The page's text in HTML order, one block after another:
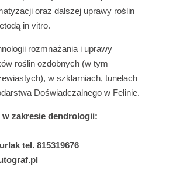
oraz dalszej uprawy roślin
in vitro.
rozmnażania i uprawy
roślin ozdobnych (w tym
w szklarniach, tunelach
Doświadczalnego w Felinie.
zakresie dendrologii:
tel. 815319676